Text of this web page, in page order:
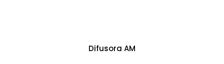
Difusora AM